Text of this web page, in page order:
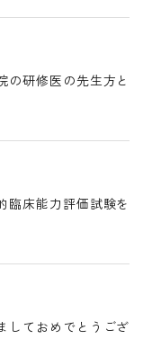
の研修医の先生方と
臨床能力評価試験を
しておめでとうござ